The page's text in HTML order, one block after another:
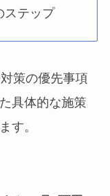
ステップ
策の優先事項
具体的な施策
す。